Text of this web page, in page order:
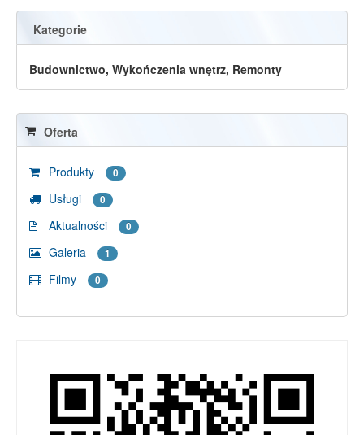
Kategorie
Budownictwo, Wykończenia wnętrz, Remonty
Oferta
Produkty 0
Usługi 0
Aktualności 0
Galeria 1
Filmy 0